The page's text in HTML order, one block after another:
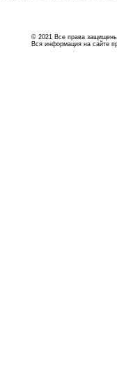
© 2021 Все права
Вся информация на сайте